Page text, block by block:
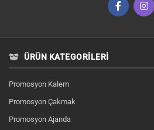
ÜRÜN KATEGORILERI
Promosyon Kalem
Promosyon Çakmak
Promosyon Ajanda